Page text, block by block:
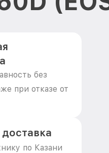
без
при отказе от
по Казани